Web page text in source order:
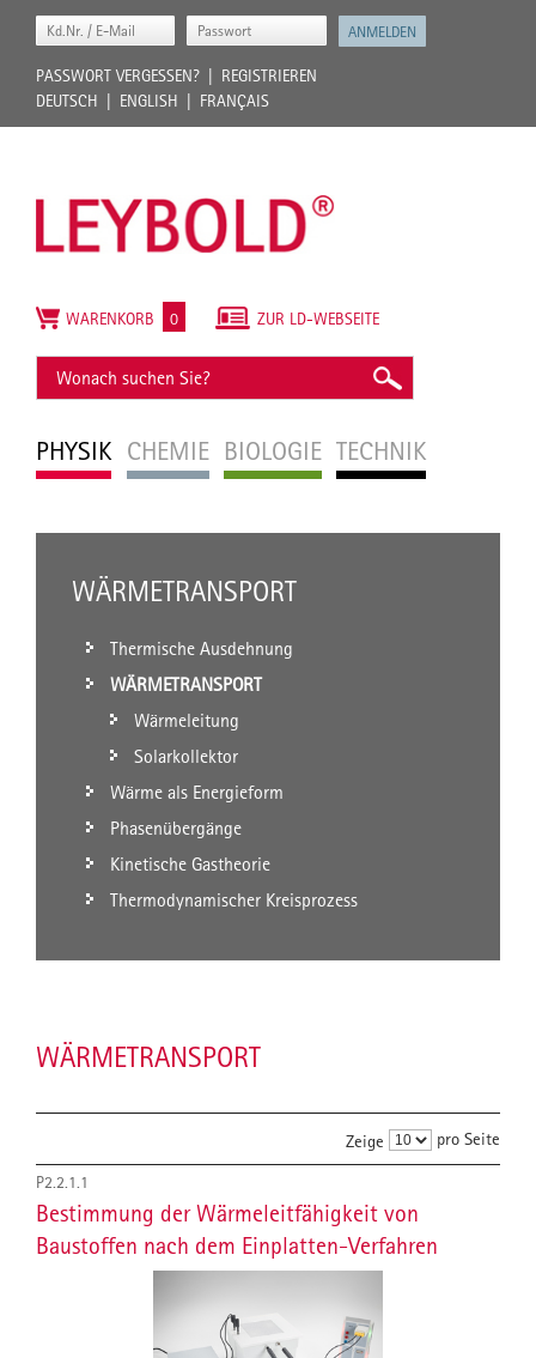
PASSWORT VERGESSEN?
REGISTRIEREN
DEUTSCH
ENGLISH FRANÇAIS
PHYSIK CHEMIE BIOLOGIE TECHNIK
ZUR LD-WEBSEITE
WARENKORB 0
WÄRMETRANSPORT
Thermische Ausdehnung
WÄRMETRANSPORT
Wärmeleitung
Solarkollektor
Wärme als Energieform
Phasenübergänge
Kinetische Gastheorie
Thermodynamischer Kreisprozess
WÄRMETRANSPORT
Zeige pro Seite
P2.2.1.1
Bestimmung der Wärmeleitfähigkeit von
Baustoffen nach dem Einplatten-Verfahren